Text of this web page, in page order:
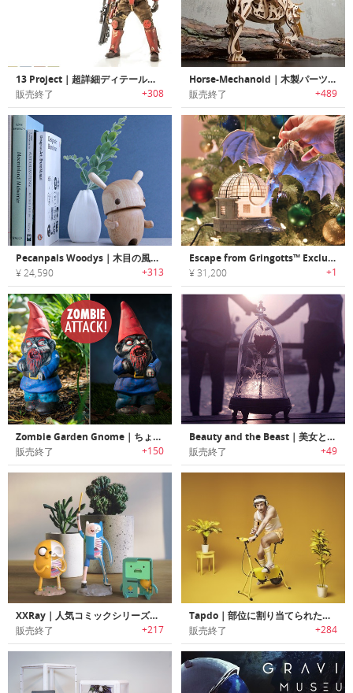
13 Project｜超詳細ディテールの1/6スケールアクションフィギュア「サーティーンプロジェクト」
販売終了 +308
Horse-Mechanoid｜木製パーツを組み合わせて作るリアルに歩くホースモデル「ホースメカノイド」
販売終了 +489
Pecanpals Woodys｜木目の風合いが美しいラグジュアリーデザイナーウッドトイ「ペカンパルウッディーズ」
¥ 24,590 +313
Escape from Gringotts™ Exclusive Harry Potter™ Ornament Set｜映画「ハリーポッター™」のワンシーンがクリスマスツリーのオーナメントに！
¥ 31,200 +1
Zombie Garden Gnome｜ちょっと不気味なゾンビモチーフのガーデン用オーナメント
販売終了 +150
Beauty and the Beast｜美女と野獣をモチーフにデザインされたBluetoothスピーカー
販売終了 +49
XXRay｜人気コミックシリーズの人気キャラクターを解剖したフィギュアシリーズ
販売終了 +217
Tapdo｜部位に割り当てられた操作が可能な指紋認証機能搭載スマートコントロールボタン「タップドゥ」
販売終了 +284